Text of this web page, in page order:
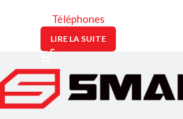
Téléphones
LIRE LA SUITE